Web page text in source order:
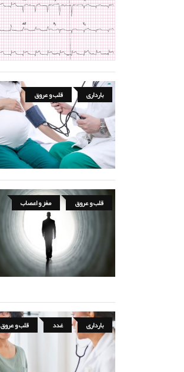
بارداری قلب و عروق
قلب و عروق مغز و اعصاب
بارداری غدد قلب و عروق